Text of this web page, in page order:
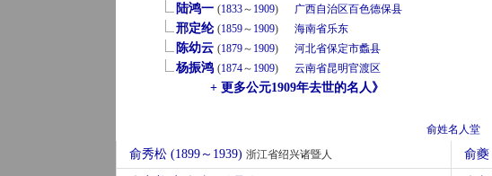
陆鸿一 (1833～ 1909) 广西自治区百色德保县
邢定纶 (1859～ 1909) 海南省乐东
陈幼云 (1879～ 1909) 河北省保定市蠡县
杨振鸿 (1874～ 1909) 云南省昆明官渡区
+ 更多公元1909年去世的名人》
俞姓名人堂
俞秀松 (1899～1939) 浙江省绍兴诸暨人 俞夔